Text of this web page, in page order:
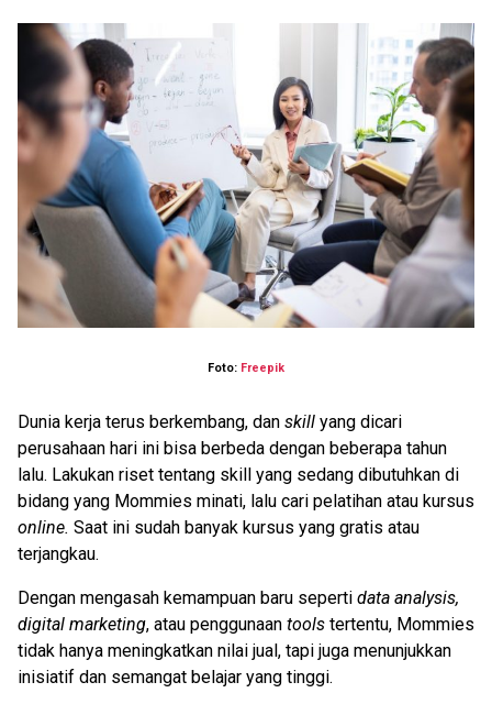
Foto: Freepik
Dunia kerja terus berkembang, dan skill yang dicari
perusahaan hari ini bisa berbeda dengan beberapa tahun
lalu. Lakukan riset tentang skill yang sedang dibutuhkan di
bidang yang Mommies minati, lalu cari pelatihan atau kursus
online. Saat ini sudah banyak kursus yang gratis atau
terjangkau.
Dengan mengasah kemampuan baru seperti data analysis,
digital marketing, atau penggunaan tools tertentu, Mommies
tidak hanya meningkatkan nilai jual, tapi juga menunjukkan
inisiatif dan semangat belajar yang tinggi.